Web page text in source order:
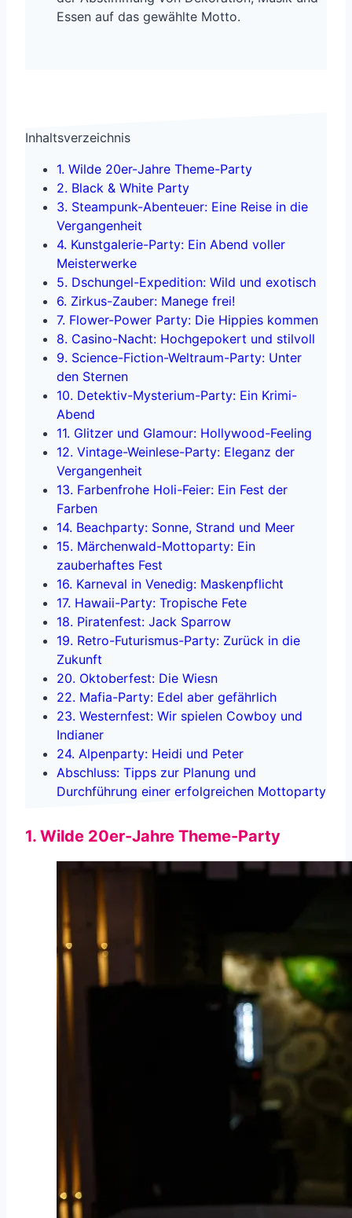
Essen auf das gewählte Motto.
Inhaltsverzeichnis
1. Wilde 20er-Jahre Theme-Party
2. Black & White Party
3. Steampunk-Abenteuer: Eine Reise in die
Vergangenheit
4. Kunstgalerie-Party: Ein Abend voller
Meisterwerke
5. Dschungel-Expedition: Wild und exotisch
6. Zirkus-Zauber: Manege frei!
7. Flower-Power Party: Die Hippies kommen
8. Casino-Nacht: Hochgepokert und stilvoll
9. Science-Fiction-Weltraum-Party: Unter
den Sternen
10. Detektiv-Mysterium-Party: Ein Krimi-
Abend
11. Glitzer und Glamour: Hollywood-Feeling
12. Vintage-Weinlese-Party: Eleganz der
Vergangenheit
13. Farbenfrohe Holi-Feier: Ein Fest der
Farben
14. Beachparty: Sonne, Strand und Meer
15. Märchenwald-Mottoparty: Ein
zauberhaftes Fest
16. Karneval in Venedig: Maskenpflicht
17. Hawaii-Party: Tropische Fete
18. Piratenfest: Jack Sparrow
19. Retro-Futurismus-Party: Zurück in die
Zukunft
20. Oktoberfest: Die Wiesn
22. Mafia-Party: Edel aber gefährlich
23. Westernfest: Wir spielen Cowboy und
Indianer
24. Alpenparty: Heidi und Peter
Abschluss: Tipps zur Planung und
Durchführung einer erfolgreichen Mottoparty
1. Wilde 20er-Jahre Theme-Party